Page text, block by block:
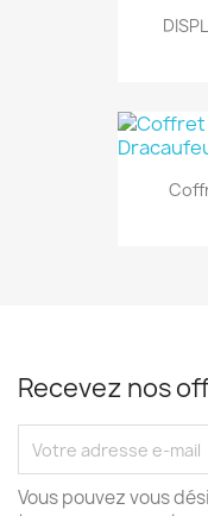
Recevez nos
Vous pouvez vous